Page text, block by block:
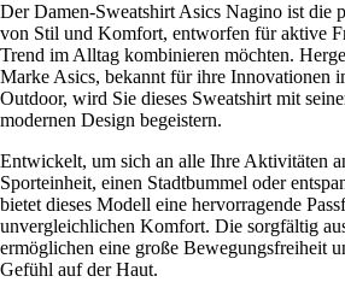
Der Damen-Sweatshirt Asics Nagino ist die
von Stil und Komfort, entworfen für aktive
Trend im Alltag kombinieren möchten.
Marke Asics, bekannt für ihre Innovationen
Outdoor, wird Sie dieses Sweatshirt mit
modernen Design begeistern.
Entwickelt, um sich an alle Ihre Aktivitäten
Sporteinheit, einen Stadtbummel oder
bietet dieses Modell eine hervorragende
unvergleichlichen Komfort. Die sorgfältig
ermöglichen eine große Bewegungsfreiheit
Gefühl auf der Haut.